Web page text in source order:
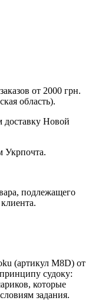
от 2000 грн.
область).
доставку Новой
Укрпочта.
подлежащего
(артикул M8D) от
судоку:
которые
задания.